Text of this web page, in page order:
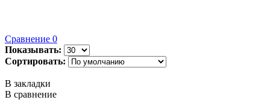
Сравнение 0
Показывать:
Сортировать:
В закладки
В сравнение